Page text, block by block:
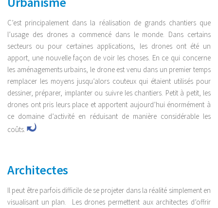
C’est principalement dans la réalisation de grands chantiers que
l’usage des drones a commencé dans le monde. Dans certains
secteurs ou pour certaines applications, les drones ont été un
apport, une nouvelle façon de voir les choses. En ce qui concerne
les aménagements urbains, le drone est venu dans un premier temps
remplacer les moyens jusqu’alors couteux qui étaient utilisés pour
dessiner, préparer, implanter ou suivre les chantiers. Petit à petit, les
drones ont pris leurs place et apportent aujourd’hui énormément à
ce domaine d’activité en réduisant de manière considérable les
coûts.
Architectes
Il peut être parfois difficile de se projeter dans la réalité simplement en
visualisant un plan. Les drones permettent aux architectes d’offrir